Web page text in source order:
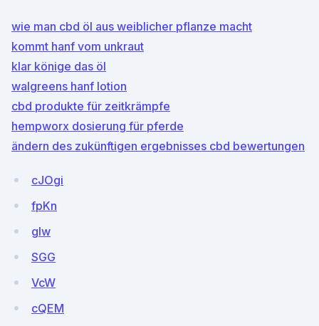
wie man cbd öl aus weiblicher pflanze macht
kommt hanf vom unkraut
klar könige das öl
walgreens hanf lotion
cbd produkte für zeitkrämpfe
hempworx dosierung für pferde
ändern des zukünftigen ergebnisses cbd bewertungen
cJOgi
fpKn
gIw
SGG
VcW
cQEM